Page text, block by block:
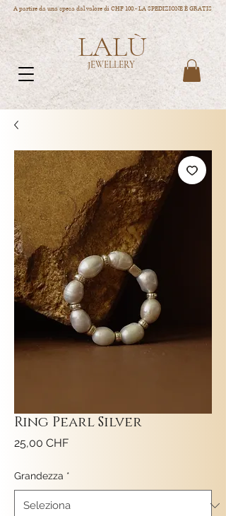
A partire da una spesa dal valore di CHF 100.- LA SPEDIZIONE È GRATIS
LALÙ
JEWELLERY
Ring Pearl Silver
25,00 CHFPrezzo
Grandezza *